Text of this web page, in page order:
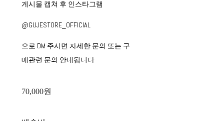
게시물 캡쳐 후 인스타그램
@GUJESTORE_OFFICIAL
으로 DM 주시면 자세한 문의 또는 구
매관련 문의 안내됩니다.
70,000원